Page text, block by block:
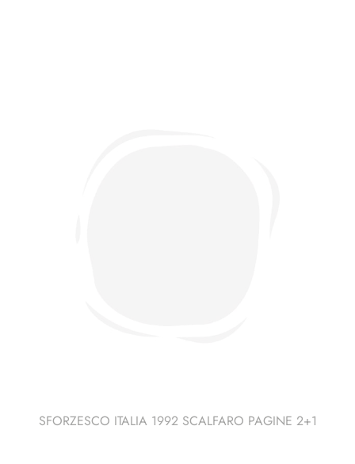
SFORZESCO ITALIA 1992 SCALFARO PAGINE 2+1